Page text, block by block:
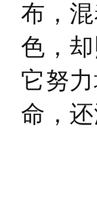
布，
色，
它努
命，